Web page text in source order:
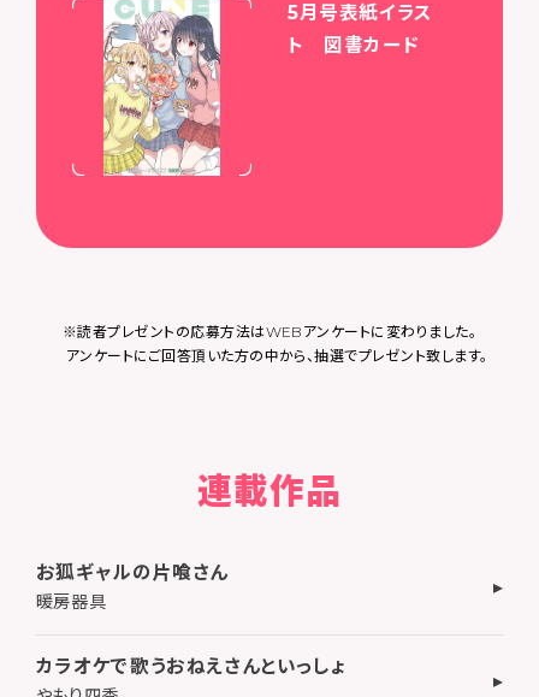
5月号表紙イラス
ト 図書カード
※読者プレゼントの応募方法はWEBアンケートに変わりました。
アンケートにご回答頂いた方の中から、抽選でプレゼント致します。
連載作品
お狐ギャルの片喰さん
暖房器具
カラオケで歌うおねえさんといっしょ